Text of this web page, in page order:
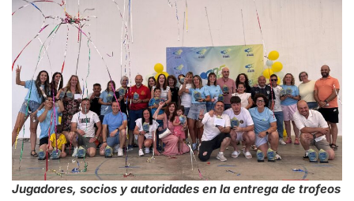
Jugadores, socios y autoridades en la entrega de trofeos